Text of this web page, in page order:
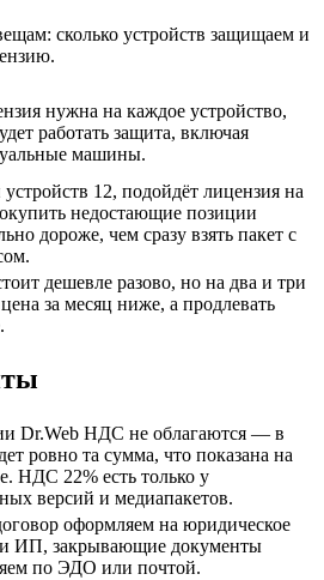
сколько устройств защищаем и
нужна на каждое устройство,
работать защита, включая
машины.
12, подойдёт лицензия на
недостающие позиции
дороже, чем сразу взять пакет с
дешевле разово, но на два и три
за месяц ниже, а продлевать
Dr.Web НДС не облагаются — в
ровно та сумма, что показана на
НДС 22% есть только у
версий и медиапакетов.
оформляем на юридическое
ИП, закрывающие документы
по ЭДО или почтой.